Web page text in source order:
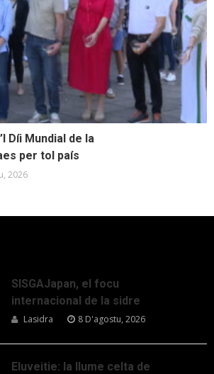
Díi Mundial de la
per tol país
2026
SISGAJapan, el focu
internacional de la sidre
Lasidra 8 D'agostu, 2026
Eluveitie: la llume celta de